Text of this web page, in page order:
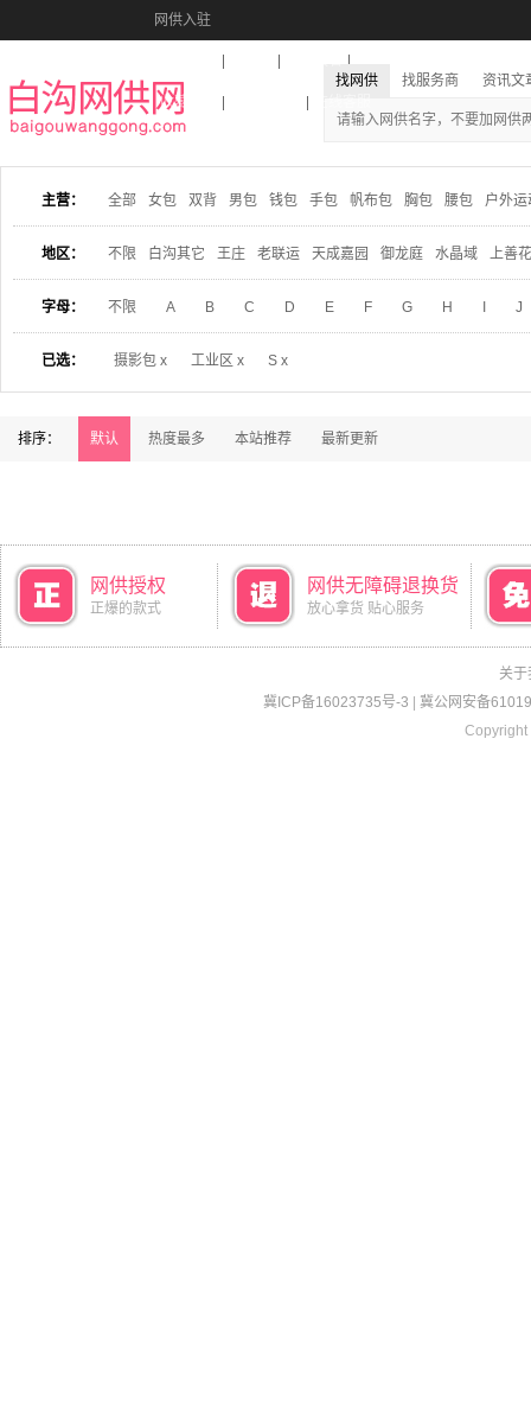
网供入驻
收藏本站
找网供 找服务商 资讯文
主营： 全部 女包 双背 男包 钱包 手包 帆布包 胸包 腰包 户外运
地区： 不限 白沟其它 王庄 老联运 天成嘉园 御龙庭 水晶域 上善
字母： 不限 A B C D E F G H J
已选： 摄影包 x 工业区 x S x
排序： 默认 热度最多 本站推荐 最新更新
网供授权
正爆的款式
网供无障碍退换货
放心拿货 贴心服务
关于
冀ICP备16023735号-3
冀公网安备